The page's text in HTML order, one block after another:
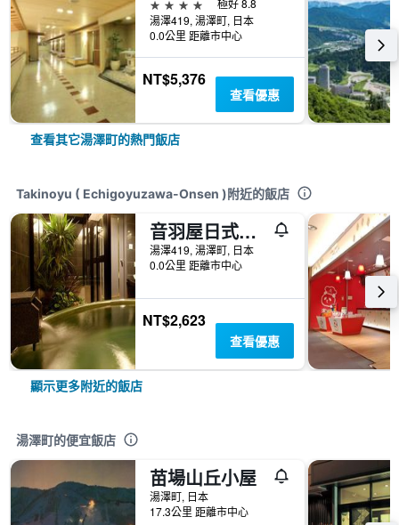
極好 8.8
湯澤419, 湯澤町, 日本
0.0公里 距離市中心
NT$5,376
查看優惠
查看其它湯澤町的熱門飯店
Takinoyu ( Echigoyuzawa-Onsen )附近的飯店
音羽屋日式旅館
湯澤419, 湯澤町, 日本
0.0公里 距離市中心
NT$2,623
查看優惠
顯示更多附近的飯店
湯澤町的便宜飯店
苗場山丘小屋
湯澤町, 日本
17.3公里 距離市中心